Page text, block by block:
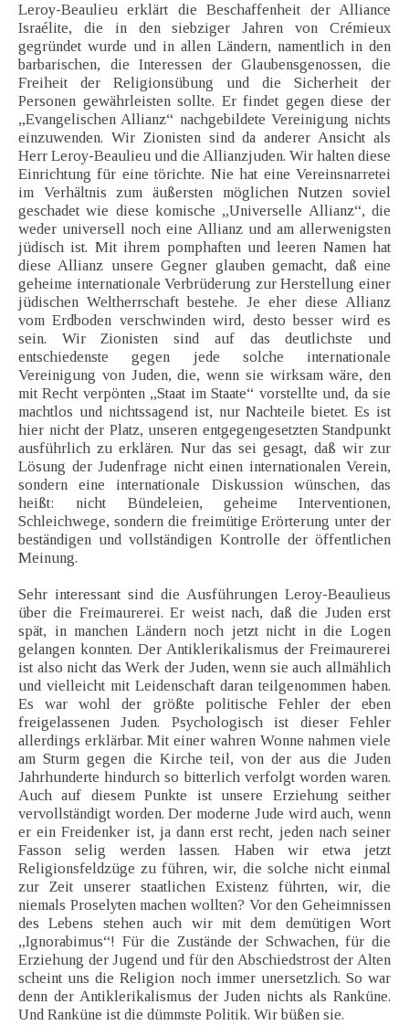
Leroy-Beaulieu erklärt die Beschaffenheit der Alliance
Israélite, die in den siebziger Jahren von Crémieux
gegründet wurde und in allen Ländern, namentlich in den
barbarischen, die Interessen der Glaubensgenossen, die
Freiheit der Religionsübung und die Sicherheit der
Personen gewährleisten sollte. Er findet gegen diese der
„Evangelischen Allianz“ nachgebildete Vereinigung nichts
einzuwenden. Wir Zionisten sind da anderer Ansicht als
Herr Leroy-Beaulieu und die Allianzjuden. Wir halten diese
Einrichtung für eine törichte. Nie hat eine Vereinsnarretei
im Verhältnis zum äußersten möglichen Nutzen soviel
geschadet wie diese komische „Universelle Allianz“, die
weder universell noch eine Allianz und am allerwenigsten
jüdisch ist. Mit ihrem pomphaften und leeren Namen hat
diese Allianz unsere Gegner glauben gemacht, daß eine
geheime internationale Verbrüderung zur Herstellung einer
jüdischen Weltherrschaft bestehe. Je eher diese Allianz
vom Erdboden verschwinden wird, desto besser wird es
sein. Wir Zionisten sind auf das deutlichste und
entschiedenste gegen jede solche internationale
Vereinigung von Juden, die, wenn sie wirksam wäre, den
mit Recht verpönten „Staat im Staate“ vorstellte und, da sie
machtlos und nichtssagend ist, nur Nachteile bietet. Es ist
hier nicht der Platz, unseren entgegengesetzten Standpunkt
ausführlich zu erklären. Nur das sei gesagt, daß wir zur
Lösung der Judenfrage nicht einen internationalen Verein,
sondern eine internationale Diskussion wünschen, das
heißt: nicht Bündeleien, geheime Interventionen,
Schleichwege, sondern die freimütige Erörterung unter der
beständigen und vollständigen Kontrolle der öffentlichen
Meinung.
Sehr interessant sind die Ausführungen Leroy-Beaulieus
über die Freimaurerei. Er weist nach, daß die Juden erst
spät, in manchen Ländern noch jetzt nicht in die Logen
gelangen konnten. Der Antiklerikalismus der Freimaurerei
ist also nicht das Werk der Juden, wenn sie auch allmählich
und vielleicht mit Leidenschaft daran teilgenommen haben.
Es war wohl der größte politische Fehler der eben
freigelassenen Juden. Psychologisch ist dieser Fehler
allerdings erklärbar. Mit einer wahren Wonne nahmen viele
am Sturm gegen die Kirche teil, von der aus die Juden
Jahrhunderte hindurch so bitterlich verfolgt worden waren.
Auch auf diesem Punkte ist unsere Erziehung seither
vervollständigt worden. Der moderne Jude wird auch, wenn
er ein Freidenker ist, ja dann erst recht, jeden nach seiner
Fasson selig werden lassen. Haben wir etwa jetzt
Religionsfeldzüge zu führen, wir, die solche nicht einmal
zur Zeit unserer staatlichen Existenz führten, wir, die
niemals Proselyten machen wollten? Vor den Geheimnissen
des Lebens stehen auch wir mit dem demütigen Wort
„Ignorabimus“! Für die Zustände der Schwachen, für die
Erziehung der Jugend und für den Abschiedstrost der Alten
scheint uns die Religion noch immer unersetzlich. So war
denn der Antiklerikalismus der Juden nichts als Ranküne.
Und Ranküne ist die dümmste Politik. Wir büßen sie.